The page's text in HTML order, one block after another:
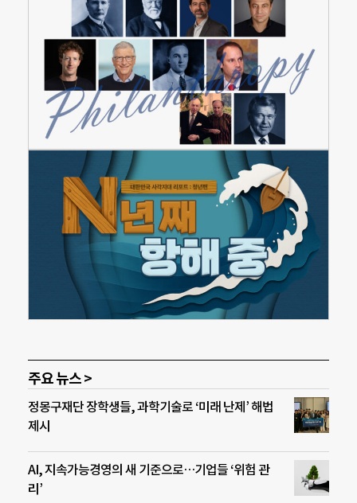
주요 뉴스 >
정몽구재단 장학생들, 과학기술로 ‘미래 난제’ 해법
제시
AI, 지속가능경영의 새 기준으로…기업들 ‘위험 관
리’